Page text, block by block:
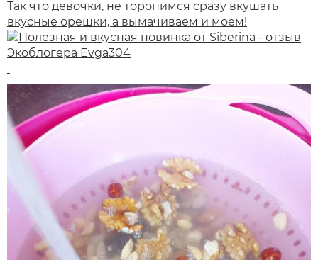
Так что девочки, не торопимся сразу вкушать
вкусные орешки, а вымачиваем и моем!